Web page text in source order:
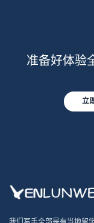
准备好体验
立